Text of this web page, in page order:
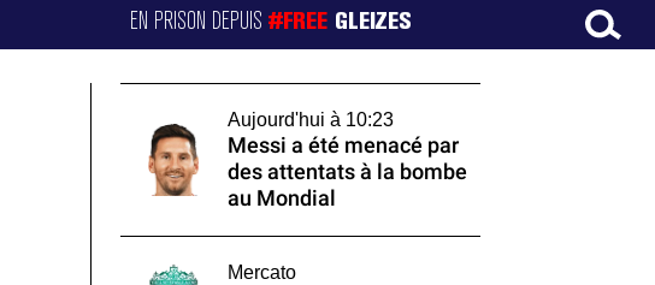
EN PRISON DEPUIS#FREE GLEIZES
Aujourd'hui à 10:23
Messi a été menacé par
des attentats à la bombe
au Mondial
Mercato